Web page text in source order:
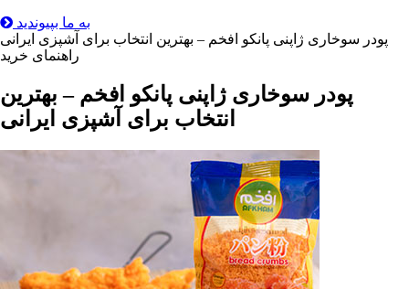
به ما بپیوندید
پودر سوخاری ژاپنی پانکو افخم – بهترین انتخاب برای آشپزی ایرانی
راهنمای خرید
پودر سوخاری ژاپنی پانکو افخم – بهترین
انتخاب برای آشپزی ایرانی